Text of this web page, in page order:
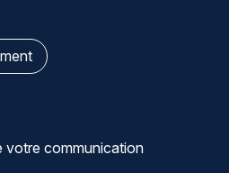
votre communication